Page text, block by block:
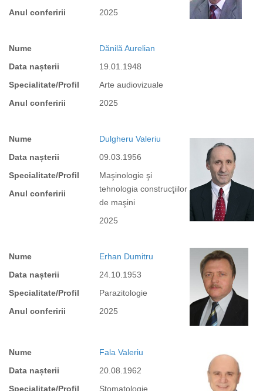
Anul conferirii
2025
Nume
Data nașterii
Specialitate/Profil
Anul conferirii
Dănilă Aurelian
19.01.1948
Arte audiovizuale
2025
Nume
Data nașterii
Specialitate/Profil
Anul conferirii
Dulgheru Valeriu
09.03.1956
Maşinologie şi
tehnologia construcţiilor
de maşini
2025
Nume
Data nașterii
Specialitate/Profil
Anul conferirii
Erhan Dumitru
24.10.1953
Parazitologie
2025
Nume
Data nașterii
Specialitate/Profil
Fala Valeriu
20.08.1962
Stomatologie